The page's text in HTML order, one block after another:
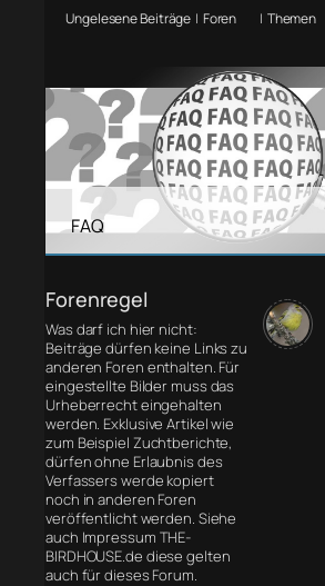
Ungelesene Beiträge | Foren | Themen
FAQ
Forenregel
Was darf ich hier nicht:
Beiträge dürfen keine Links zu
anderen Foren enthalten. Für
eingestellte Bilder muss das
Urheberrecht eingehalten
werden. Exklusive Artikel wie
zum Beispiel Zuchtberichte,
dürfen ohne Erlaubnis des
Verfassers werde kopiert
noch in anderen Foren
veröffentlicht werden. Siehe
auch Impressum THE-
BIRDHOUSE.de diese gelten
auch für dieses Forum.